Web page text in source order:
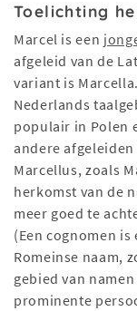
Toelichting
Marcel is een
afgeleid van de
variant is
Nederlands
populair in Polen
andere
Marcellus, zoals
herkomst van de
meer goed te
(Een cognomen
Romeinse naam,
gebied van
prominente